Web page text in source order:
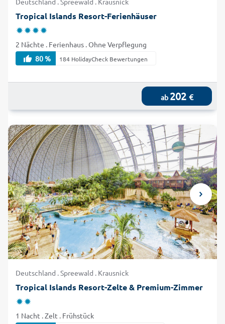
Tropical Islands Resort-Ferienhäuser
2 Nächte . Ferienhaus . Ohne Verpflegung
80 %
184 HolidayCheck Bewertungen
ab 202 €
Deutschland . Spreewald . Krausnick
Tropical Islands Resort-Zelte & Premium-Zimmer
1 Nacht . Zelt . Frühstück